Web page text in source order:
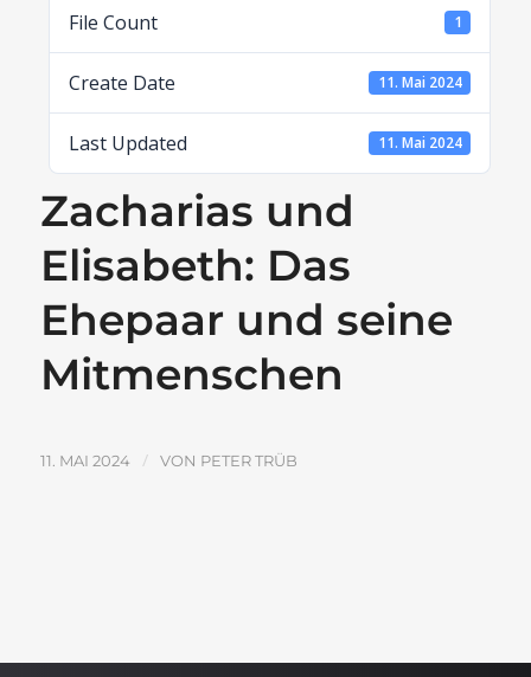
File Count 1
Create Date 11. Mai 2024
Last Updated 11. Mai 2024
Zacharias und
Elisabeth: Das
Ehepaar und seine
Mitmenschen
11. MAI 2024 / VON PETER TRÜB